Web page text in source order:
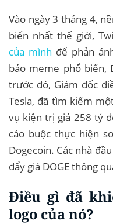
Vào ngày 3 tháng 4,
biến nhất thế giới,
của mình để phản
báo meme phổ biến,
trước đó, Giám đốc
Tesla, đã tìm kiếm
vụ kiện trị giá 258 tỷ
cáo buộc thực hiện
Dogecoin. Các nhà
đẩy giá DOGE thông
Điều gì đã
logo của nó?